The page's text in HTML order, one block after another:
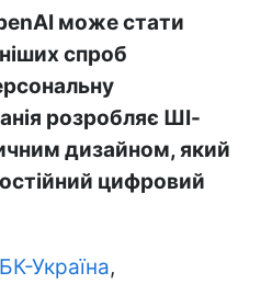
може стати
спроб
розробляє ШІ-
дизайном, який
цифровий
Україна,